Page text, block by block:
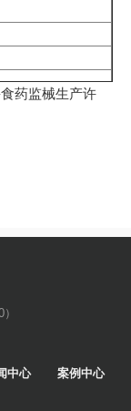
药监械生产许
中心 案例中心